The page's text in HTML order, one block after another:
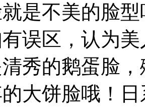
是不美的脸
误区，认为
秀的鹅蛋脸
大饼脸哦！